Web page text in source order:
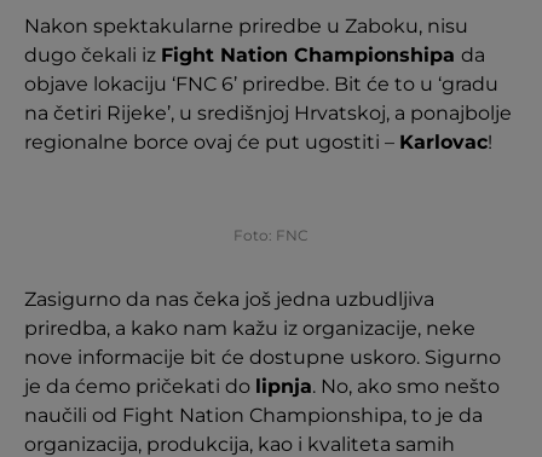
Nakon spektakularne priredbe u Zaboku, nisu
dugo čekali iz Fight Nation Championshipa da
objave lokaciju ‘FNC 6’ priredbe. Bit će to u ‘gradu
na četiri Rijeke’, u središnjoj Hrvatskoj, a ponajbolje
regionalne borce ovaj će put ugostiti – Karlovac!
Foto: FNC
Zasigurno da nas čeka još jedna uzbudljiva
priredba, a kako nam kažu iz organizacije, neke
nove informacije bit će dostupne uskoro. Sigurno
je da ćemo pričekati do lipnja. No, ako smo nešto
naučili od Fight Nation Championshipa, to je da
organizacija, produkcija, kao i kvaliteta samih